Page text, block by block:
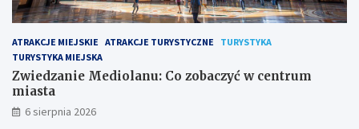
ATRAKCJE MIEJSKIE ATRAKCJE TURYSTYCZNE
TURYSTYKA
TURYSTYKA MIEJSKA
Zwiedzanie Mediolanu: Co zobaczyć w centrum
miasta
6 sierpnia 2026